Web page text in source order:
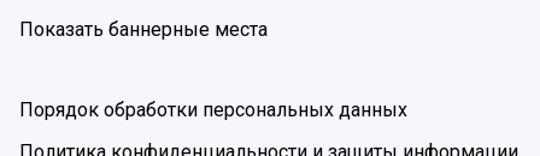
Показать баннерные места
Порядок обработки персональных данных
Политика конфиденциальности и защиты информации